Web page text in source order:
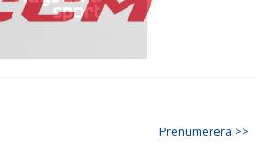
Prenumerera >>